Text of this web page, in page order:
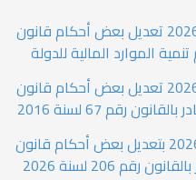
القانون الصادر برقم 148 لسنة 2026 تعديل بعض أحكام قانون
القانون الصادر برقم 149 لسنة 2026 تعديل بعض أحكام قانون
رقم 67 لسنة 2016
القانون الصادر برقم 150 لسنة 2026 بتعديل بعض أحكام قانون
206 لسنة 2026